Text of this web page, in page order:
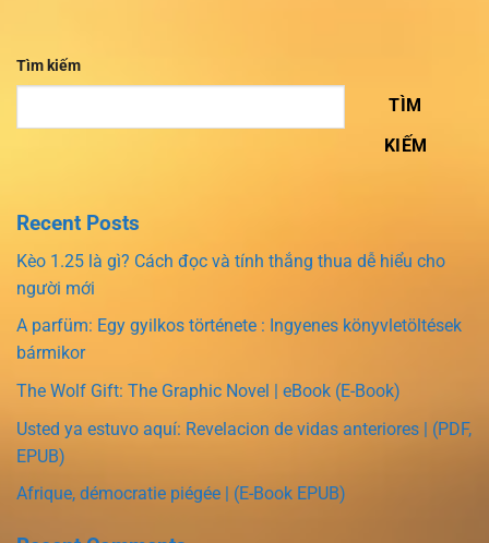
Tìm kiếm
TÌM
KIẾM
Recent Posts
Kèo 1.25 là gì? Cách đọc và tính thắng thua dễ hiểu cho
người mới
A parfüm: Egy gyilkos története : Ingyenes könyvletöltések
bármikor
The Wolf Gift: The Graphic Novel | eBook (E-Book)
Usted ya estuvo aquí: Revelacion de vidas anteriores | (PDF,
EPUB)
Afrique, démocratie piégée | (E-Book EPUB)